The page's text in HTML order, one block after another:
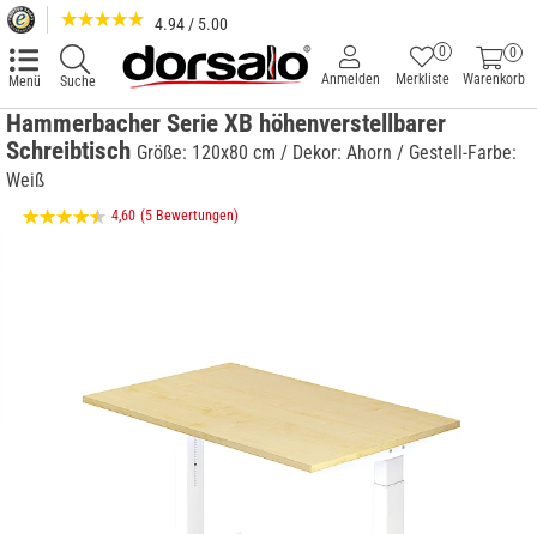
4.94 / 5.00
Menü Suche
0
Warenkorb
Merkliste
0
Anmelden
Hammerbacher Serie XB höhenverstellbarer
Schreibtisch Größe: 120x80 cm / Dekor: Ahorn / Gestell-Farbe:
Weiß
4,60 (5 Bewertungen)